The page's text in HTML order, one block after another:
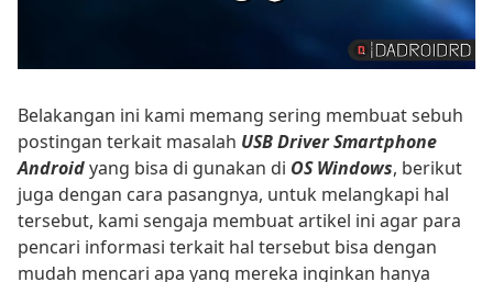
Belakangan ini kami memang sering membuat sebuh
postingan terkait masalah USB Driver Smartphone
Androidyang bisa di gunakan di OS Windows, berikut
juga dengan cara pasangnya, untuk melangkapi hal
tersebut, kami sengaja membuat artikel ini agar para
pencari informasi terkait hal tersebut bisa dengan
mudah mencari apa yang mereka inginkan hanya